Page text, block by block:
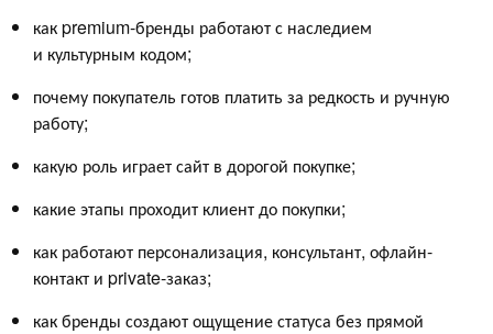
как premium-бренды работают с наследием
и культурным кодом;
почему покупатель готов платить за редкость и ручную
работу;
какую роль играет сайт в дорогой покупке;
какие этапы проходит клиент до покупки;
как работают персонализация, консультант, офлайн-
контакт и private-заказ;
как бренды создают ощущение статуса без прямой